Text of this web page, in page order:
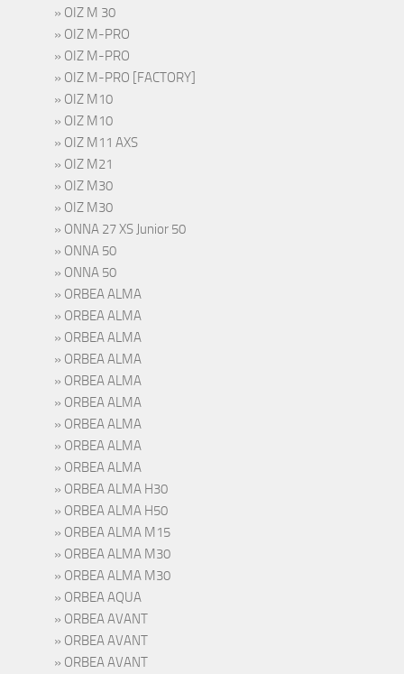
OIZ M 30
OIZ M-PRO
OIZ M-PRO
OIZ M-PRO [FACTORY]
OIZ M10
OIZ M10
OIZ M11 AXS
OIZ M21
OIZ M30
OIZ M30
ONNA 27 XS Junior 50
ONNA 50
ONNA 50
ORBEA ALMA
ORBEA ALMA
ORBEA ALMA
ORBEA ALMA
ORBEA ALMA
ORBEA ALMA
ORBEA ALMA
ORBEA ALMA
ORBEA ALMA
ORBEA ALMA H30
ORBEA ALMA H50
ORBEA ALMA M15
ORBEA ALMA M30
ORBEA ALMA M30
ORBEA AQUA
ORBEA AVANT
ORBEA AVANT
ORBEA AVANT